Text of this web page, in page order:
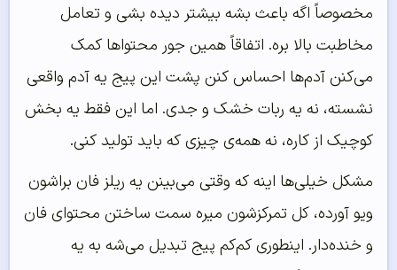
مخصوصاً اگه باعث بشه بیشتر دیده بشی و تعامل
مخاطبت بالا بره. اتفاقاً همین جور محتواها کمک
می‌کنن آدم‌ها احساس کنن پشت این پیج یه آدم واقعی
نشسته، نه یه ربات خشک و جدی. اما این فقط یه بخش
کوچیک از کاره، نه همه‌ی چیزی که باید تولید کنی.
مشکل خیلی‌ها اینه که وقتی می‌بینن یه ریلز فان براشون
ویو آورده، کل تمرکزشون میره سمت ساختن محتوای فان
و خنده‌دار. اینطوری کم‌کم پیج تبدیل می‌شه به یه